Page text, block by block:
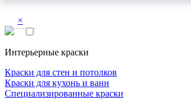
×
Интерьерные краски
Краски для стен и потолков
Краски для кухонь и ванн
Специализированные краски